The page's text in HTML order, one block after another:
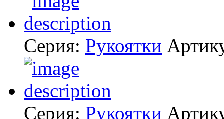
Серия: Рукоятки
Серия: Рукоятки